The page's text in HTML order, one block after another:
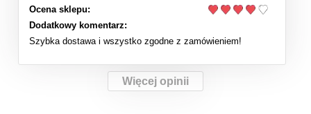
Ocena sklepu:
Dodatkowy komentarz:
Szybka dostawa i wszystko zgodne z zamówieniem!
Więcej opinii